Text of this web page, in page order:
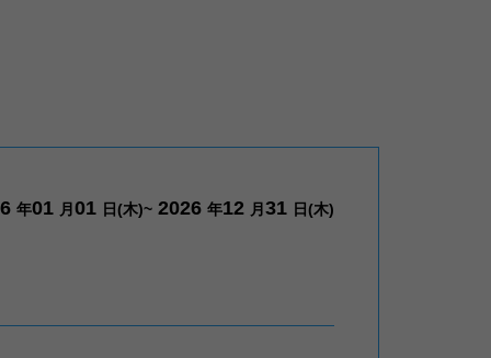
年01 月 01 日(木)~ 2026 年12 月 31 日(木)